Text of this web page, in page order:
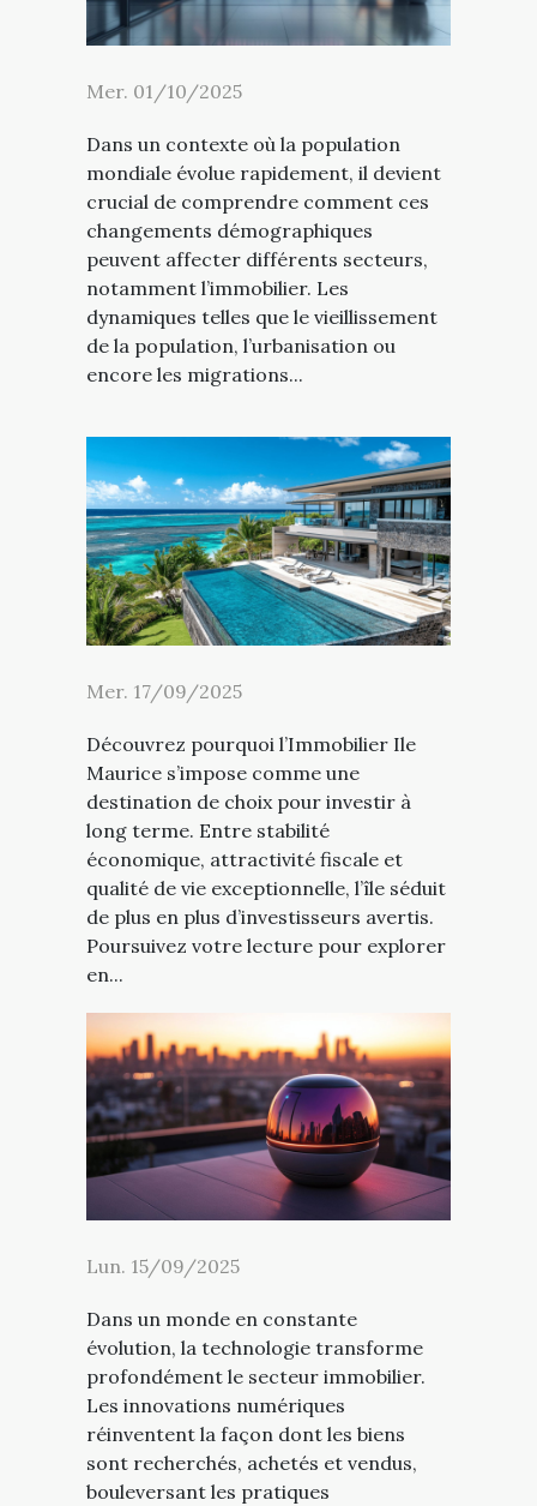
Mer. 01/10/2025
Dans un contexte où la population
mondiale évolue rapidement, il devient
crucial de comprendre comment ces
changements démographiques
peuvent affecter différents secteurs,
notamment l’immobilier. Les
dynamiques telles que le vieillissement
de la population, l’urbanisation ou
encore les migrations...
Mer. 17/09/2025
Découvrez pourquoi l’Immobilier Ile
Maurice s’impose comme une
destination de choix pour investir à
long terme. Entre stabilité
économique, attractivité fiscale et
qualité de vie exceptionnelle, l’île séduit
de plus en plus d’investisseurs avertis.
Poursuivez votre lecture pour explorer
en...
Lun. 15/09/2025
Dans un monde en constante
évolution, la technologie transforme
profondément le secteur immobilier.
Les innovations numériques
réinventent la façon dont les biens
sont recherchés, achetés et vendus,
bouleversant les pratiques